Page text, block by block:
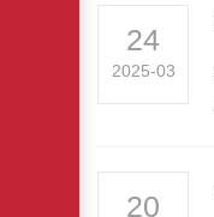
24
2025-03
20